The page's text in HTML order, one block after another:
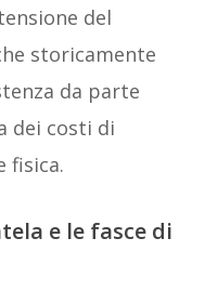
del
storicamente
da parte
dei costi di
fisica.
e le fasce di